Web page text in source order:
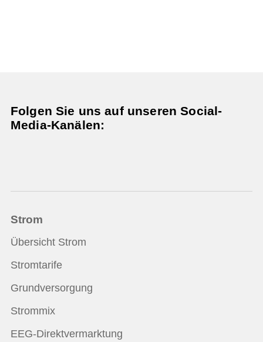
Folgen Sie uns auf unseren Social-
Media-Kanälen:
Strom
Übersicht Strom
Stromtarife
Grundversorgung
Strommix
EEG-Direktvermarktung